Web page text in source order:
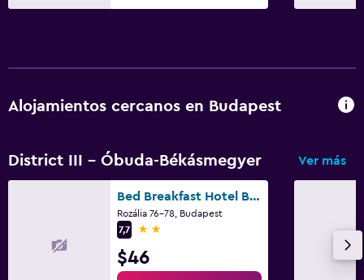
Mesa de billar
Alojamientos cercanos en Budapest
District III - Óbuda-Békásmegyer Ver más
Bed Breakfast Hotel Budapest
Rozália 76-78, Budapest
7,7
2 estrellas
$46